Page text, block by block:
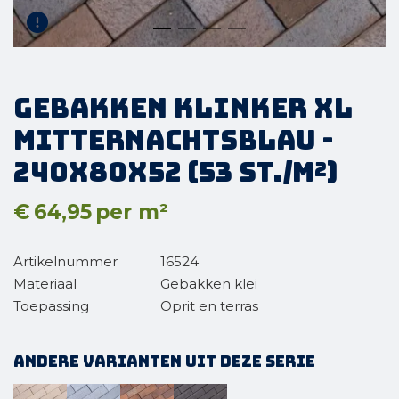
Gebakken Klinker XL
Mitternachtsblau -
240x80x52 (53 st./m²)
€ 64,95 per m²
Artikelnummer
16524
Materiaal
Gebakken klei
Toepassing
Oprit en terras
Andere varianten uit deze serie